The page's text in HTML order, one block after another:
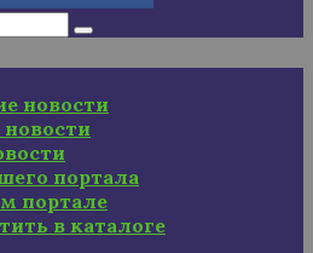
новости
портала
портале
в каталоге